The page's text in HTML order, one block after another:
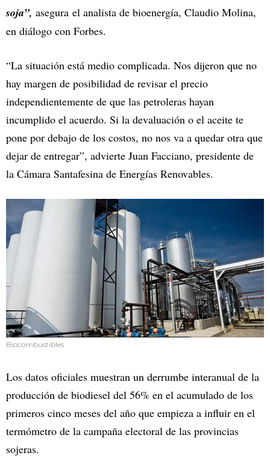
soja”, asegura el analista de bioenergía, Claudio Molina,
en diálogo con Forbes.
“La situación está medio complicada. Nos dijeron que no
hay margen de posibilidad de revisar el precio
independientemente de que las petroleras hayan
incumplido el acuerdo. Si la devaluación o el aceite te
pone por debajo de los costos, no nos va a quedar otra que
dejar de entregar”, advierte Juan Facciano, presidente de
la Cámara Santafesina de Energías Renovables.
Biocombustibles
Los datos oficiales muestran un derrumbe interanual de la
producción de biodiesel del 56% en el acumulado de los
primeros cinco meses del año que empieza a influir en el
termómetro de la campaña electoral de las provincias
sojeras.